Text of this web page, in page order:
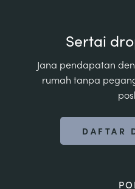
Sertai
Jana pendapatan
rumah tanpa
DAFTAR